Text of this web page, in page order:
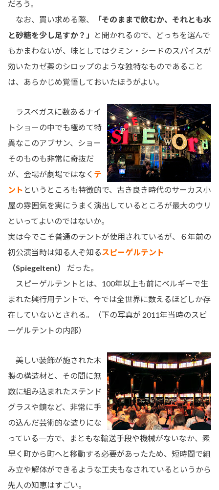
だろう。
なお、買い求める際、
「そのままで飲むか、それとも水
と砂糖を少し足すか？」
と聞かれるので、どっちを選んで
もかまわないが、味としてはクミン・シードのスパイスが
効いたカゼ薬のシロップのような独特なものであること
は、あらかじめ覚悟しておいたほうがよい。
ラスベガスに数あるナイ
トショーの中でも極めて特
異なこのアブサン、ショー
そのものも非常に奇抜だ
が、会場が劇場ではなく テ
ント というところも特徴的で、古き良き時代のサーカス小
屋の雰囲気を実にうまく演出しているところが最大のウリ
といってよいのではないか。
実は今でこそ普通のテントが使用されているが、６年前の
初公演当時は知る人ぞ知るスピーゲルテント
（Spiegeltent）
だった。
スピーゲルテントとは、100年以上も前にベルギーで生
まれた興行用テントで、今では全世界に数えるほどしか存
在していないとされる。（下の写真が 2011年当時のスピ
ーゲルテントの内部）
美しい装飾が施された木
製の構造材と、その間に無
数に組み込まれたステンド
グラスや鏡など、非常に手
の込んだ芸術的な造りにな
っている一方で、まともな輸送手段や機械がないなか、素
早く町から町へと移動する必要があったため、短時間で組
み立や解体ができるような工夫もなされているというから
先人の知恵はすごい。